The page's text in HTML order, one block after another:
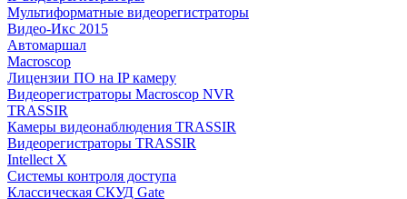
Мультиформатные видеорегистраторы
Видео-Икс 2015
Автомаршал
Macroscop
Лицензии ПО на IP камеру
Видеорегистраторы Macroscop NVR
TRASSIR
Камеры видеонаблюдения TRASSIR
Видеорегистраторы TRASSIR
Intellect X
Системы контроля доступа
Классическая СКУД Gate